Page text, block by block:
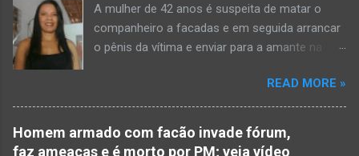
vítima estava com um quadro de desidratação
e desnutrição, além de apresentar ruptura anal
e vaginal. Os pais informaram que a criança
sinais de mal-estar. Segundo a PM, os pais só
levaram a menina para UPA após uma piora no
estado de saúde, na segunda-feira pela manhã,
para que fosse prestado o devido atendimento
A mulher de 42 anos é suspeita de matar o
companheiro a facadas e em seguida arrancar
o pênis da vítima e enviar para a amante na
da Paraíba. De acordo com o G1, o delegado
Kelsen Vasconcelos, responsável pelo caso, a
mulher premeditou o crime e ela teria dito a
uma vizinha que mandou amolar a faca
READ MORE »
Homem armado com facão invade fórum,
faz ameaças e é morto por PM; veja vídeo